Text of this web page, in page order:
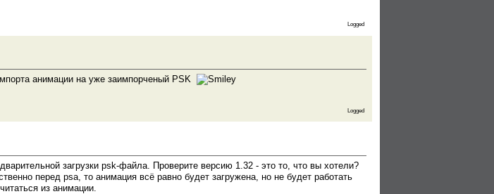
Logged
анимации на уже заимпорченый PSK
Logged
загрузки psk-файла. Проверите версию 1.32 - это то, что вы хотели?
перед psa, то анимация всё равно будет загружена, но не будет работать
из анимации.